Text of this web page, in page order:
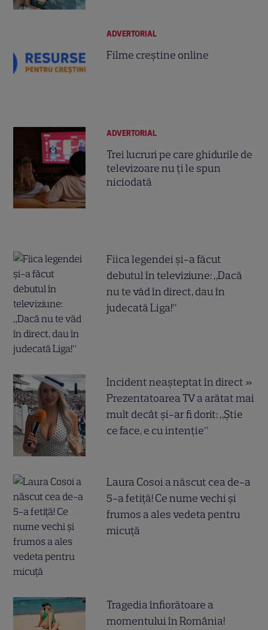
ADVERTORIAL
Filme creștine online
ADVERTORIAL
Trei lucruri pe care ghidurile de
televizoare nu ți le spun
niciodată
Fiica legendei și-a făcut
debutul în televiziune: „Dacă
nu te văd în direct, dau în
judecată Liga!”
Incident neașteptat în direct »
Prezentatoarea TV a arătat mai
mult decât și-ar fi dorit: „Știe
ce face, e cu intenție”
Laura Cosoi a născut cea de-a
5-a fetiță! Ce nume vechi și
frumos a ales vedeta pentru
micuță
Tragedia înfiorătoare a
momentului în România!